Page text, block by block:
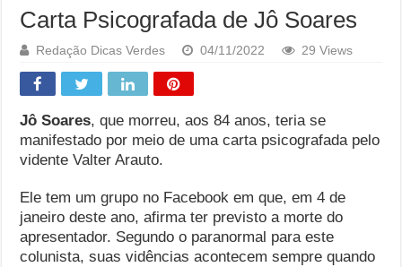
Você sabe o que é uma Economia Circular?
Carta Psicografada de Isabella Nardoni : O que Diz a
Grávida pode comer picles e alimentos em conserva durante
Carta Psicografada João Hélio: Revelação, Paz e a Lei do
Carta Psicografada de Eduardo Campos
Carta Psicografada de Jô Soares
Redação Dicas Verdes 04/11/2022 29 Views
Jô Soares, que morreu, aos 84 anos, teria se
manifestado por meio de uma carta psicografada pelo
vidente Valter Arauto.
Ele tem um grupo no Facebook em que, em 4 de
janeiro deste ano, afirma ter previsto a morte do
apresentador. Segundo o paranormal para este
colunista, suas vidências acontecem sempre quando